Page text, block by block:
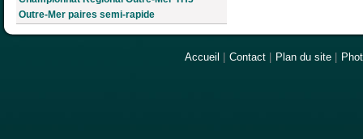
Outre-Mer paires semi-rapide
Accueil Contact Plan du site